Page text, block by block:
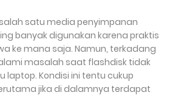
satu media penyimpanan
banyak digunakan karena praktis
ke mana saja. Namun, terkadang
masalah saat flashdisk tidak
laptop. Kondisi ini tentu cukup
jika di dalamnya terdapat